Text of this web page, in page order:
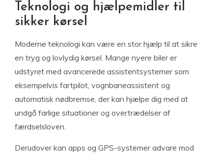
Teknologi og hjælpemidler til
sikker kørsel
Moderne teknologi kan være en stor hjælp til at sikre
en tryg og lovlydig kørsel. Mange nyere biler er
udstyret med avancerede assistentsystemer som
eksempelvis fartpilot, vognbaneassistent og
automatisk nødbremse, der kan hjælpe dig med at
undgå farlige situationer og overtrædelser af
færdselsloven.
Derudover kan apps og GPS-systemer advare mod